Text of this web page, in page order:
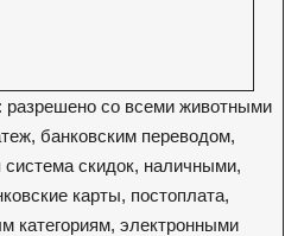
со всеми животными
банковским переводом,
система скидок, наличными,
карты, постоплата,
категориям, электронными